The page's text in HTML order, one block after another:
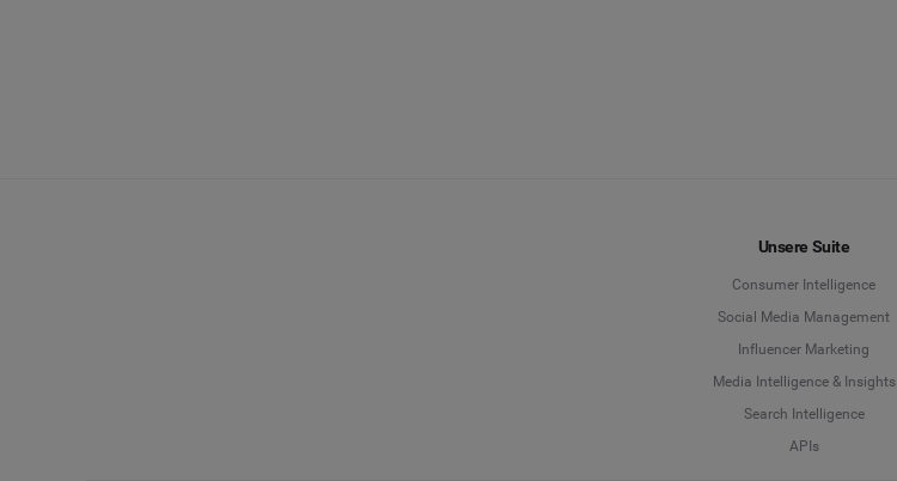
Unsere Suite
Consumer Intelligence
Social Media Management
Influencer Marketing
Media Intelligence & Insights
Search Intelligence
APIs